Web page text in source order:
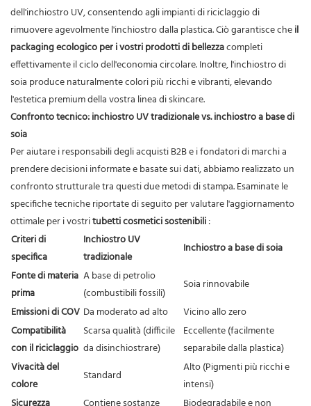
dell'inchiostro UV, consentendo agli impianti di riciclaggio di
rimuovere agevolmente l'inchiostro dalla plastica. Ciò garantisce cheil
packaging ecologico per i vostri prodotti di bellezzacompleti
effettivamente il ciclo dell'economia circolare. Inoltre, l'inchiostro di
soia produce naturalmente colori più ricchi e vibranti, elevando
l'estetica premium della vostra linea di skincare.
Confronto tecnico: inchiostro UV tradizionale vs. inchiostro a base di
soia
Per aiutare i responsabili degli acquisti B2B e i fondatori di marchi a
prendere decisioni informate e basate sui dati, abbiamo realizzato un
confronto strutturale tra questi due metodi di stampa. Esaminate le
specifiche tecniche riportate di seguito per valutare l'aggiornamento
ottimale per i vostritubetti cosmetici sostenibili:
Criteri di
specifica
Inchiostro UV
tradizionale
Inchiostro a base di soia
Fonte di materia
prima
A base di petrolio
(combustibili fossili)
Soia rinnovabile
Emissioni di COV Da moderato ad alto
Vicino allo zero
Compatibilità
con il riciclaggio
Scarsa qualità (difficile
da disinchiostrare)
Eccellente (facilmente
separabile dalla plastica)
Vivacità del
colore
Standard
Alto (Pigmenti più ricchi e
intensi)